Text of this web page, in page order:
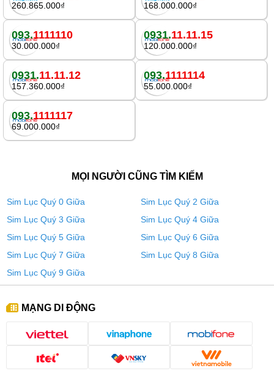
260.865.000₫ 168.000.000₫
093.1111110
30.000.000₫
0931.11.11.15
120.000.000₫
0931.11.11.12
157.360.000₫
093.1111114
55.000.000₫
093.1111117
69.000.000₫
MỌI NGƯỜI CŨNG TÌM KIẾM
Sim Lục Quý 0 Giữa
Sim Lục Quý 2 Giữa
Sim Lục Quý 3 Giữa
Sim Lục Quý 4 Giữa
Sim Lục Quý 5 Giữa
Sim Lục Quý 6 Giữa
Sim Lục Quý 7 Giữa
Sim Lục Quý 8 Giữa
Sim Lục Quý 9 Giữa
MẠNG DI ĐỘNG